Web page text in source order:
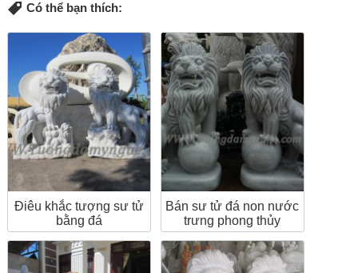
Có thể bạn thích:
Điêu khắc tượng sư tử
bằng đá
Bán sư tử đá non nước
trưng phong thủy